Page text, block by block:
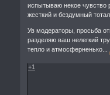
испытываю некое чувство
жесткий и бездумный
Ув модераторы, просьба
разделяю ваш нелегкий
тепло и атмосферненько...
+1